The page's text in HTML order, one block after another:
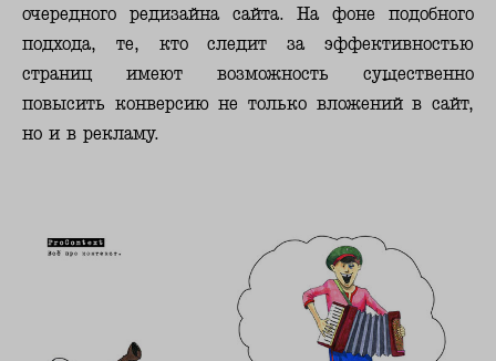
очередного редизайна сайта. На фоне подобного
подхода, те, кто следит за эффективностью
страниц имеют возможность существенно
повысить конверсию не только вложений в сайт,
но и в рекламу.